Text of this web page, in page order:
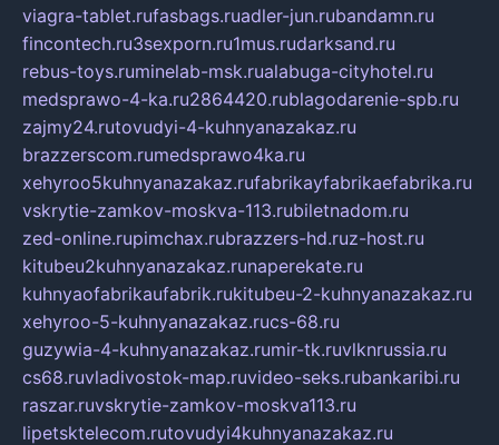
viagra-tablet.rufasbags.ruadler-jun.rubandamn.ru
fincontech.ru3sexporn.ru1mus.rudarksand.ru
rebus-toys.ruminelab-msk.rualabuga-cityhotel.ru
medsprawo-4-ka.ru2864420.rublagodarenie-spb.ru
zajmy24.rutovudyi-4-kuhnyanazakaz.ru
brazzerscom.rumedsprawo4ka.ru
xehyroo5kuhnyanazakaz.rufabrikayfabrikaefabrika.ru
vskrytie-zamkov-moskva-113.rubiletnadom.ru
zed-online.rupimchax.rubrazzers-hd.ruz-host.ru
kitubeu2kuhnyanazakaz.runaperekate.ru
kuhnyaofabrikaufabrik.rukitubeu-2-kuhnyanazakaz.ru
xehyroo-5-kuhnyanazakaz.rucs-68.ru
guzywia-4-kuhnyanazakaz.rumir-tk.ruvlknrussia.ru
cs68.ruvladivostok-map.ruvideo-seks.rubankaribi.ru
raszar.ruvskrytie-zamkov-moskva113.ru
lipetsktelecom.rutovudyi4kuhnyanazakaz.ru